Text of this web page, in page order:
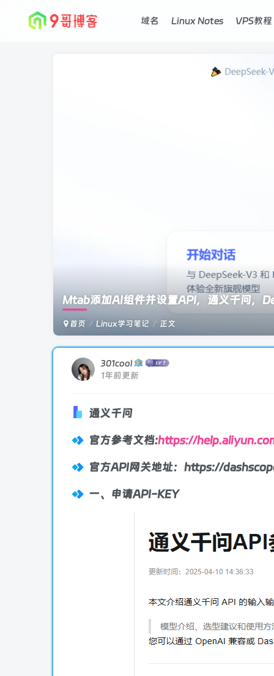
域名 Linux Notes VPS教程
Mtab添加AI组件并设置API，通义千问，
首页 Linux学习笔记 正文
301cool
1年前更新
通义千问
官方参考文档:https://
官方API网关地址：https://
一、申请API-KEY